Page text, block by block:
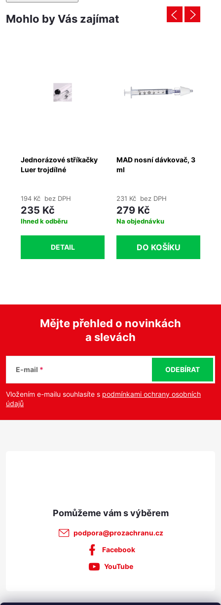
Mohlo by Vás zajímat
Jednorázové stříkačky
Luer trojdílné
194 Kč bez DPH
235 Kč
Ihned k odběru
DETAIL
MAD nosní dávkovač, 3
ml
231 Kč bez DPH
279 Kč
Na objednávku
DO KOŠÍKU
p
a
Mějte přehled o novinkách
a slevách
E-mail
Vložením e-mailu souhlasíte s podmínkami ochrany osobních
údajů
ODEBÍRAT
podpora@prozachranu.cz
Facebook
YouTube